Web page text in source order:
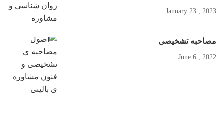
2023 , January 23
مصاحبه تشخیصی
2022 , June 6